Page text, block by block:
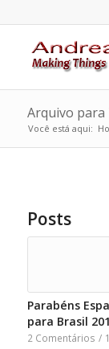
Arquivo para
Você está aqui:
Posts
Parabéns
para Brasil
2 Comentários /